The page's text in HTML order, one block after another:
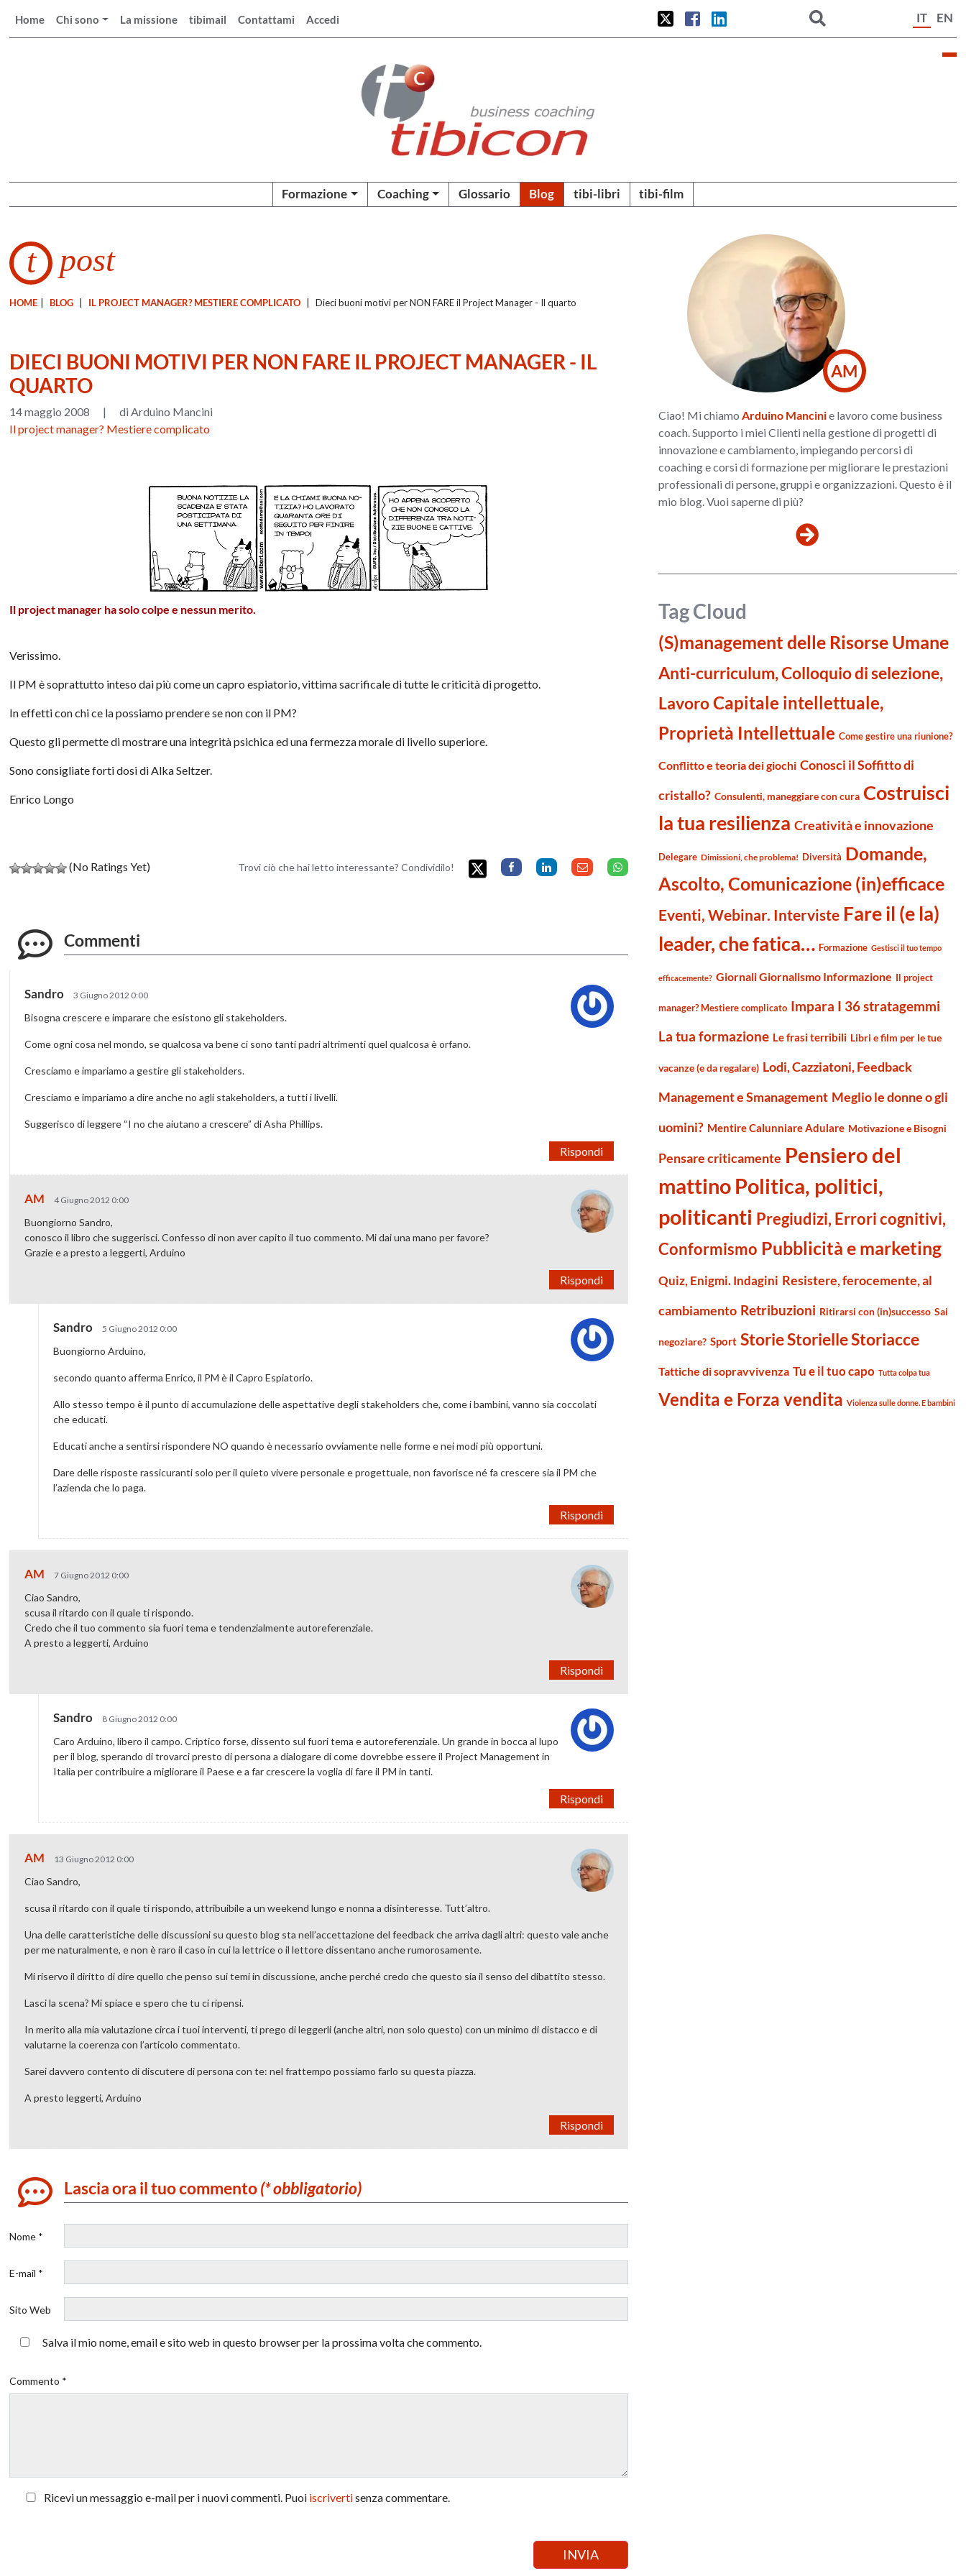
Home Chi sono La missione tibimail Contattami Accedi IT EN
Formazione Coaching Glossario Blog tibi-libri tibi-film
t post
HOME BLOG IL PROJECT MANAGER? MESTIERE COMPLICATO Dieci buoni motivi per NON FARE il Project Manager - Il quarto
DIECI BUONI MOTIVI PER NON FARE IL PROJECT MANAGER - IL
QUARTO
14 maggio 2008 |
di Arduino Mancini
Il project manager? Mestiere complicato
Il project manager ha solo colpe e nessun merito.
Verissimo.
Il PM è soprattutto inteso dai più come un capro espiatorio, vittima sacrificale di tutte le criticità di progetto.
In effetti con chi ce la possiamo prendere se non con il PM?
Questo gli permette di mostrare una integrità psichica ed una fermezza morale di livello superiore.
Sono consigliate forti dosi di Alka Seltzer.
Enrico Longo
(No Ratings Yet) Trovi ciò che hai letto interessante? Condividilo!
Commenti
Sandro 3 Giugno 2012 0:00
Bisogna crescere e imparare che esistono gli stakeholders.
Come ogni cosa nel mondo, se qualcosa va bene ci sono tanti padri altrimenti quel qualcosa è orfano.
Cresciamo e impariamo a gestire gli stakeholders.
Cresciamo e impariamo a dire anche no agli stakeholders, a tutti i livelli.
Suggerisco di leggere “I no che aiutano a crescere” di Asha Phillips.
Rispondi
AM 4 Giugno 2012 0:00
Buongiorno Sandro,
conosco il libro che suggerisci. Confesso di non aver capito il tuo commento. Mi dai una mano per favore?
Grazie e a presto a leggerti, Arduino
Rispondi
Sandro 5 Giugno 2012 0:00
Buongiorno Arduino,
secondo quanto afferma Enrico, il PM è il Capro Espiatorio.
Allo stesso tempo è il punto di accumulazione delle aspettative degli stakeholders che, come i bambini, vanno sia coccolati
che educati.
Educati anche a sentirsi rispondere NO quando è necessario ovviamente nelle forme e nei modi più opportuni.
Dare delle risposte rassicuranti solo per il quieto vivere personale e progettuale, non favorisce né fa crescere sia il PM che
l’azienda che lo paga.
Rispondi
AM 7 Giugno 2012 0:00
Ciao Sandro,
scusa il ritardo con il quale ti rispondo.
Credo che il tuo commento sia fuori tema e tendenzialmente autoreferenziale.
A presto a leggerti, Arduino
Rispondi
Sandro 8 Giugno 2012 0:00
Caro Arduino, libero il campo. Criptico forse, dissento sul fuori tema e autoreferenziale. Un grande in bocca al lupo
per il blog, sperando di trovarci presto di persona a dialogare di come dovrebbe essere il Project Management in
Italia per contribuire a migliorare il Paese e a far crescere la voglia di fare il PM in tanti.
Rispondi
AM 13 Giugno 2012 0:00
Ciao Sandro,
scusa il ritardo con il quale ti rispondo, attribuibile a un weekend lungo e nonna a disinteresse. Tutt’altro.
Una delle caratteristiche delle discussioni su questo blog sta nell’accettazione del feedback che arriva dagli altri: questo vale anche
per me naturalmente, e non è raro il caso in cui la lettrice o il lettore dissentano anche rumorosamente.
Mi riservo il diritto di dire quello che penso sui temi in discussione, anche perché credo che questo sia il senso del dibattito stesso.
Lasci la scena? Mi spiace e spero che tu ci ripensi.
In merito alla mia valutazione circa i tuoi interventi, ti prego di leggerli (anche altri, non solo questo) con un minimo di distacco e di
valutarne la coerenza con l’articolo commentato.
Sarei davvero contento di discutere di persona con te: nel frattempo possiamo farlo su questa piazza.
A presto leggerti, Arduino
Rispondi
Lascia ora il tuo commento(* obbligatorio)
Nome *
E-mail *
Sito Web
Salva il mio nome, email e sito web in questo browser per la prossima volta che commento.
Commento *
Ricevi un messaggio e-mail per i nuovi commenti. Puoi iscrivertisenza commentare.
AM
Ciao! Mi chiamo Arduino Mancinie lavoro come business
coach. Supporto i miei Clienti nella gestione di progetti di
innovazione e cambiamento, impiegando percorsi di
coaching e corsi di formazione per migliorare le prestazioni
professionali di persone, gruppi e organizzazioni. Questo è il
mio blog. Vuoi saperne di più?
Tag Cloud
(S)management delle Risorse Umane
Anti-curriculum, Colloquio di selezione,
LavoroCapitale intellettuale,
Proprietà Intellettuale Come gestire una riunione?
Conflitto e teoria dei giochi Conosci il Soffitto di
cristallo? Consulenti, maneggiare con cura Costruisci
la tua resilienza Creatività e innovazione
Delegare Dimissioni, che problema! Diversità Domande,
Ascolto, Comunicazione (in)efficace
Eventi, Webinar. Interviste Fare il (e la)
leader, che fatica… Formazione Gestisci il tuo tempo
efficacemente? Giornali Giornalismo Informazione Il project
manager? Mestiere complicato Impara I 36 stratagemmi
La tua formazione Le frasi terribili Libri e film per le tue
vacanze (e da regalare) Lodi, Cazziatoni, Feedback
Management e Smanagement Meglio le donne o gli
uomini? Mentire Calunniare Adulare Motivazione e Bisogni
Pensare criticamente Pensiero del
mattino Politica, politici,
politicanti Pregiudizi, Errori cognitivi,
Conformismo Pubblicità e marketing
Quiz, Enigmi. Indagini Resistere, ferocemente, al
cambiamento Retribuzioni Ritirarsi con (in)successo Sai
negoziare? Sport Storie Storielle Storiacce
Tattiche di sopravvivenza Tu e il tuo capo Tutta colpa tua
Vendita e Forza vendita Violenza sulle donne. E bambini